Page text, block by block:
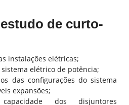
de curto-
instalações elétricas;
elétrico de potência;
das configurações do sistema
expansões;
dos disjuntores